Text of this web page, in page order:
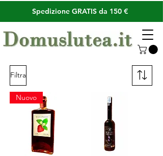
Spedizione GRATIS da 150 €
Filtra
Nuovo